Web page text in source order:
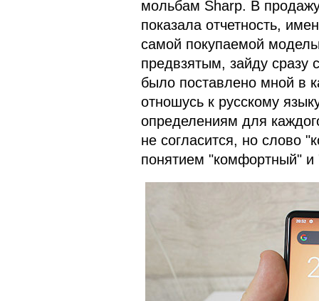
мольбам Sharp. В
показала отчетность,
самой покупаемой
предвзятым, зайду сразу
было поставлено мной в
отношусь к русскому
определениям для
не согласится, но слово
понятием "комфортный" и